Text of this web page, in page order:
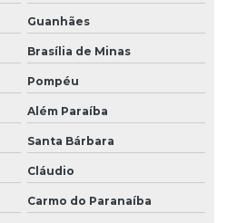
Guanhães
Brasília de Minas
Pompéu
Além Paraíba
Santa Bárbara
Cláudio
Carmo do Paranaíba